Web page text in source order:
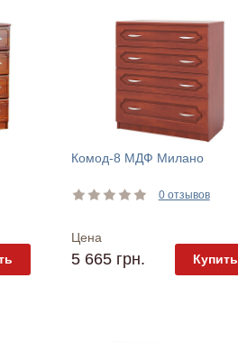
Комод-8 МДФ Милано
0 отзывов
Цена
5 665 грн. Купить